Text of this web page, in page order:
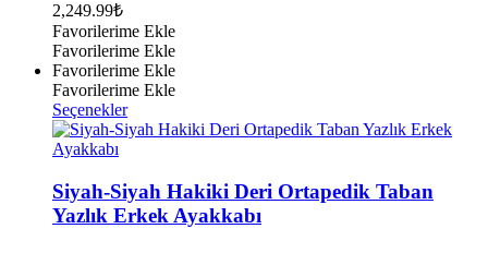
seçilebilir
2,249.99₺
Favorilerime Ekle
Favorilerime Ekle
Favorilerime Ekle
Favorilerime Ekle
SeçeneklerBu
ürünün
varyasyonu
var.
Seçenekler
Siyah-Siyah Hakiki Deri Ortapedik Taban
Yazlık Erkek Ayakkabı